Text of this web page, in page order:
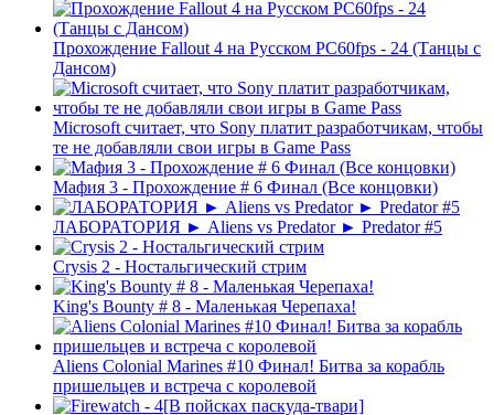
Прохождение Fallout 4 на Русском PС60fps - 24 (Танцы с
Дансом)
Microsoft считает, что Sony платит разработчикам, чтобы
те не добавляли свои игры в Game Pass
Мафия 3 - Прохождение # 6 Финал (Все концовки)
ЛАБОРАТОРИЯ ► Aliens vs Predator ► Predator #5
Crysis 2 - Ностальгический стрим
King's Bounty # 8 - Маленькая Черепаха!
Aliens Colonial Marines #10 Финал! Битва за корабль
пришельцев и встреча с королевой